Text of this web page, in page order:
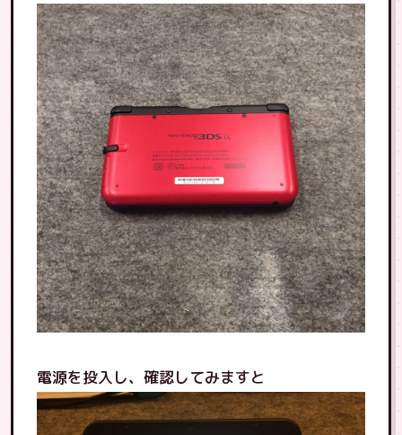
電源を投入し、確認してみますと